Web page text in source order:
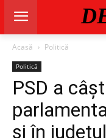
Acasă Politică
Politică
PSD a
și în